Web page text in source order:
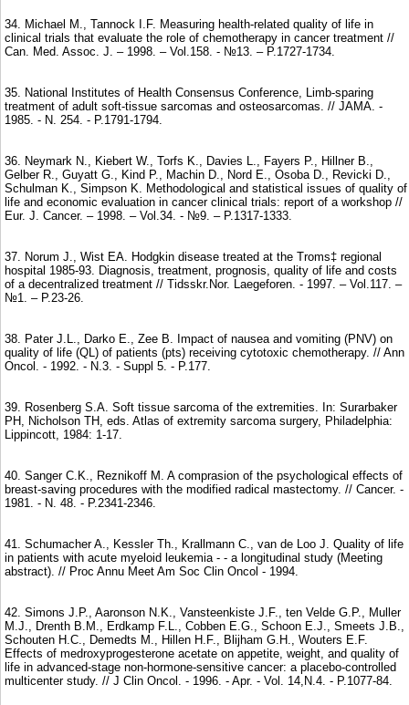
34. Michael M., Tannock I.F. Measuring health-related quality of life in
clinical trials that evaluate the role of chemotherapy in cancer treatment //
Can. Med. Assoc. J. – 1998. – Vol.158. - №13. – P.1727-1734.
35. National Institutes of Health Consensus Conference, Limb-sparing
treatment of adult soft-tissue sarcomas and osteosarcomas. // JAMA. -
1985. - N. 254. - P.1791-1794.
36. Neymark N., Kiebert W., Torfs K., Davies L., Fayers P., Hillner B.,
Gelber R., Guyatt G., Kind P., Machin D., Nord E., Osoba D., Revicki D.,
Schulman K., Simpson K. Methodological and statistical issues of quality of
life and economic evaluation in cancer clinical trials: report of a workshop //
Eur. J. Cancer. – 1998. – Vol.34. - №9. – P.1317-1333.
37. Norum J., Wist EA. Hodgkin disease treated at the Troms‡ regional
hospital 1985-93. Diagnosis, treatment, prognosis, quality of life and costs
of a decentralized treatment // Tidsskr.Nor. Laegeforen. - 1997. – Vol.117. –
№1. – P.23-26.
38. Pater J.L., Darko E., Zee B. Impact of nausea and vomiting (PNV) on
quality of life (QL) of patients (pts) receiving cytotoxic chemotherapy. // Ann
Oncol. - 1992. - N.3. - Suppl 5. - P.177.
39. Rosenberg S.A. Soft tissue sarcoma of the extremities. In: Surarbaker
PH, Nicholson TH, eds. Atlas of extremity sarcoma surgery, Philadelphia:
Lippincott, 1984: 1-17.
40. Sanger C.K., Reznikoff M. A comprasion of the psychological effects of
breast-saving procedures with the modified radical mastectomy. // Cancer. -
1981. - N. 48. - P.2341-2346.
41. Schumacher A., Kessler Th., Krallmann C., van de Loo J. Quality of life
in patients with acute myeloid leukemia - - a longitudinal study (Meeting
abstract). // Proc Annu Meet Am Soc Clin Oncol - 1994.
42. Simons J.P., Aaronson N.K., Vansteenkiste J.F., ten Velde G.P., Muller
M.J., Drenth B.M., Erdkamp F.L., Cobben E.G., Schoon E.J., Smeets J.B.,
Schouten H.C., Demedts M., Hillen H.F., Blijham G.H., Wouters E.F.
Effects of medroxyprogesterone acetate on appetite, weight, and quality of
life in advanced-stage non-hormone-sensitive cancer: a placebo-controlled
multicenter study. // J Clin Oncol. - 1996. - Apr. - Vol. 14,N.4. - P.1077-84.